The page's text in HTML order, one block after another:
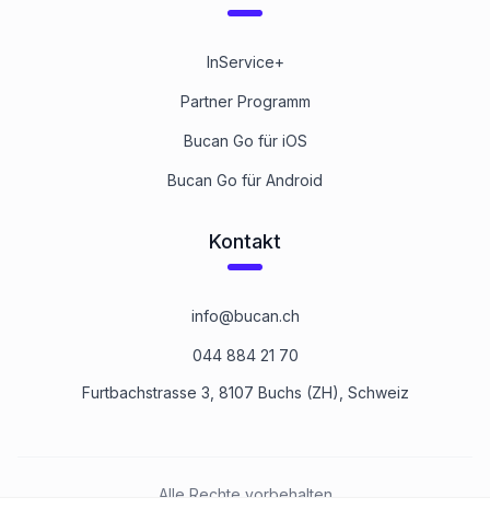
InService+
Partner Programm
Bucan Go für iOS
Bucan Go für Android
Kontakt
info@bucan.ch
044 884 21 70
Furtbachstrasse 3, 8107 Buchs (ZH), Schweiz
Alle Rechte vorbehalten